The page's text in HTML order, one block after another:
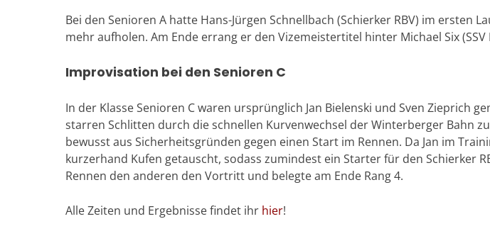
Bei den Senioren A hatte Hans-Jürgen Schnellbach (Schierker RBV) im
mehr aufholen. Am Ende errang er den Vizemeistertitel hinter Michael Six
Improvisation bei den Senioren C
In der Klasse Senioren C waren ursprünglich Jan Bielenski und Sven Zieprich
starren Schlitten durch die schnellen Kurvenwechsel der Winterberger Bahn
bewusst aus Sicherheitsgründen gegen einen Start im Rennen. Da Jan im
kurzerhand Kufen getauscht, sodass zumindest ein Starter für den Schierker
Rennen den anderen den Vortritt und belegte am Ende Rang 4.
Alle Zeiten und Ergebnisse findet ihr hier!